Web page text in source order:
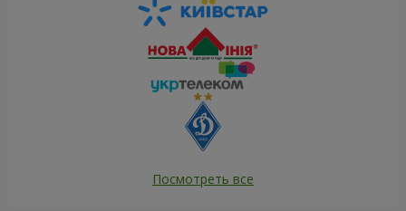
Посмотреть все